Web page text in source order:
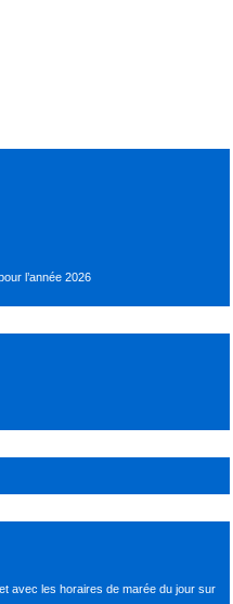
l’année 2026
avec les horaires de marée du joursur